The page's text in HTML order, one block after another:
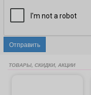
Отправить
ТОВАРЫ, СКИДКИ, АКЦИИ